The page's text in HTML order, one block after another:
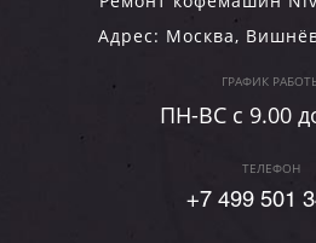
Адрес: Москва,
ГРАФИК
ПН-ВC c 9.00
ТЕЛЕФОН
+7 499 501